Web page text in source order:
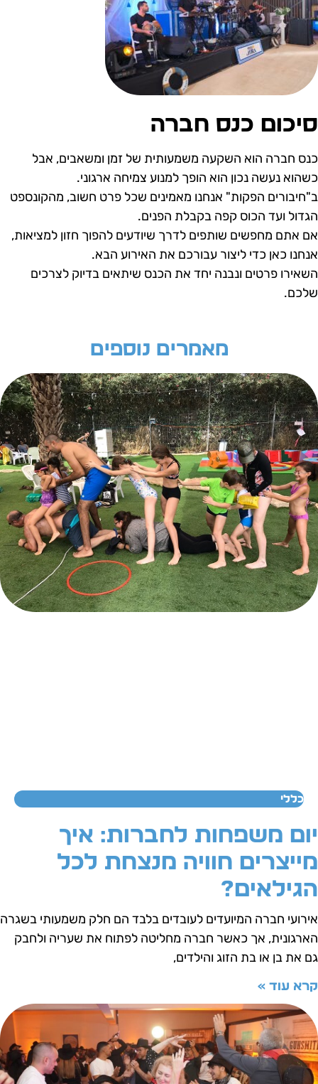
כנס חברה
חברה הוא השקעה משמעותית של זמן ומשאבים, אבל
נעשה נכון הוא הופך למנוע צמיחה ארגוני.
הפקות" אנחנו מאמינים שכל פרט חשוב, מהקונספט
ועד הכוס קפה בקבלת הפנים.
אתם מחפשים שותפים לדרך שיודעים להפוך חזון למציאות,
כאן כדי ליצור עבורכם את האירוע הבא.
פרטים ונבנה יחד את הכנס שיתאים בדיוק לצרכים
מאמרים נוספים
כללי
משפחות לחברות: איך
חוויה מנצחת לכל
חברה המיועדים לעובדים בלבד הם חלק משמעותי בשגרה
אך כאשר חברה מחליטה לפתוח את שעריה ולחבק
את בן או בת הזוג והילדים,
עוד »